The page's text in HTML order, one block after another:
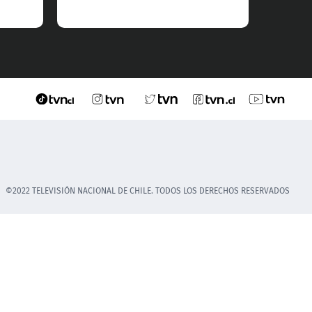
©2022 TELEVISIÓN NACIONAL DE CHILE. TODOS LOS DERECHOS RESERVADOS